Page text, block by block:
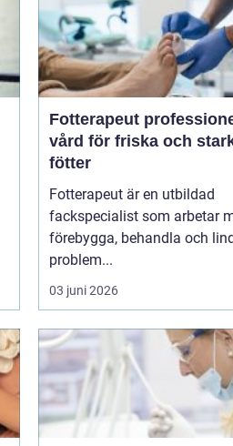
Fotterapeut professionell
vård för friska och
fötter
Fotterapeut är en utbildad
fackspecialist som arbetar
förebygga, behandla och
problem...
03 juni 2026